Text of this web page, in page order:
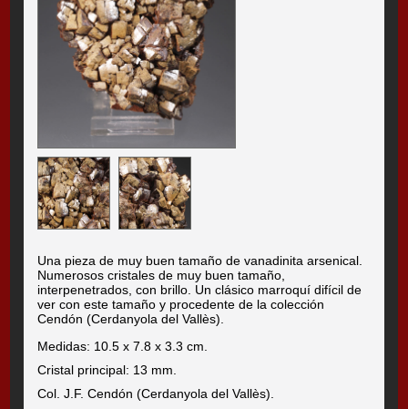
Una pieza de muy buen tamaño de vanadinita arsenical.
Numerosos cristales de muy buen tamaño,
interpenetrados, con brillo. Un clásico marroquí difícil de
ver con este tamaño y procedente de la colección
Cendón (Cerdanyola del Vallès).
Medidas: 10.5 x 7.8 x 3.3 cm.
Cristal principal: 13 mm.
Col. J.F. Cendón (Cerdanyola del Vallès).